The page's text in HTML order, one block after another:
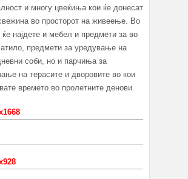
и многу цвеќиња кои ќе донесат
во просторот на живеење. Во
најдете и мебел и предмети за во
предмети за уредување на
соби, но и парчиња за
на терасите и дворовите во кои
времето во пролетните денови.